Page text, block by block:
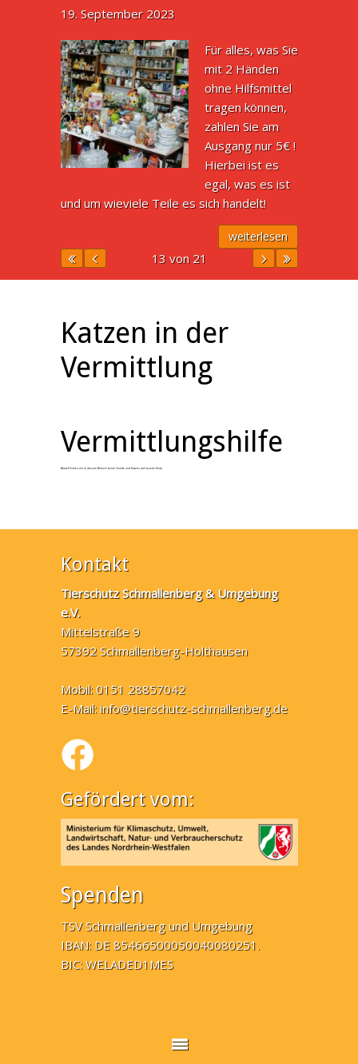
19. September 2023
Für alles, was Sie
mit 2 Händen
ohne Hilfsmittel
tragen können,
zahlen Sie am
Ausgang nur 5€ !
Hierbei ist es
egal, was es ist
und um wieviele Teile es sich handelt!
weiterlesen
13 von 21
Katzen in der
Vermittlung
Vermittlungshilfe
Aktuell haben wir in diesem Bereich keine Hunde und Katzen auf unserer Seite.
Kontakt
Tierschutz Schmallenberg & Umgebung
e.V.
Mittelstraße 9
57392 Schmallenberg-Holthausen
Mobil: 0151 28857042
E-Mail:info@tierschutz-schmallenberg.de
Gefördert vom:
Spenden
TSV Schmallenberg und Umgebung
IBAN: DE 85466500050040080251.
BIC: WELADED1MES